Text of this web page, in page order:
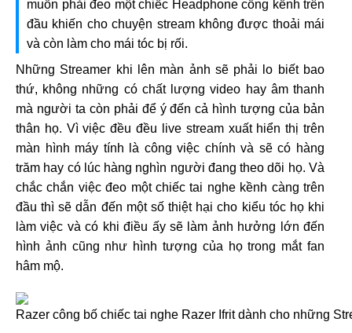
muốn phải đeo một chiếc Headphone cồng kềnh trên
đầu khiến cho chuyện stream không được thoải mái
và còn làm cho mái tóc bị rối.
Những Streamer khi lên màn ảnh sẽ phải lo biết bao
thứ, không những có chất lượng video hay âm thanh
mà người ta còn phải để ý đến cả hình tượng của bản
thân họ. Vì việc đều đều live stream xuất hiển thị trên
màn hình máy tính là công việc chính và sẽ có hàng
trăm hay có lúc hàng nghìn người đang theo dõi họ. Và
chắc chắn việc đeo một chiếc tai nghe kềnh càng trên
đầu thì sẽ dẫn đến một số thiệt hại cho kiểu tóc họ khi
làm việc và có khi điều ấy sẽ làm ảnh hưởng lớn đến
hình ảnh cũng như hình tượng của họ trong mắt fan
hâm mộ.